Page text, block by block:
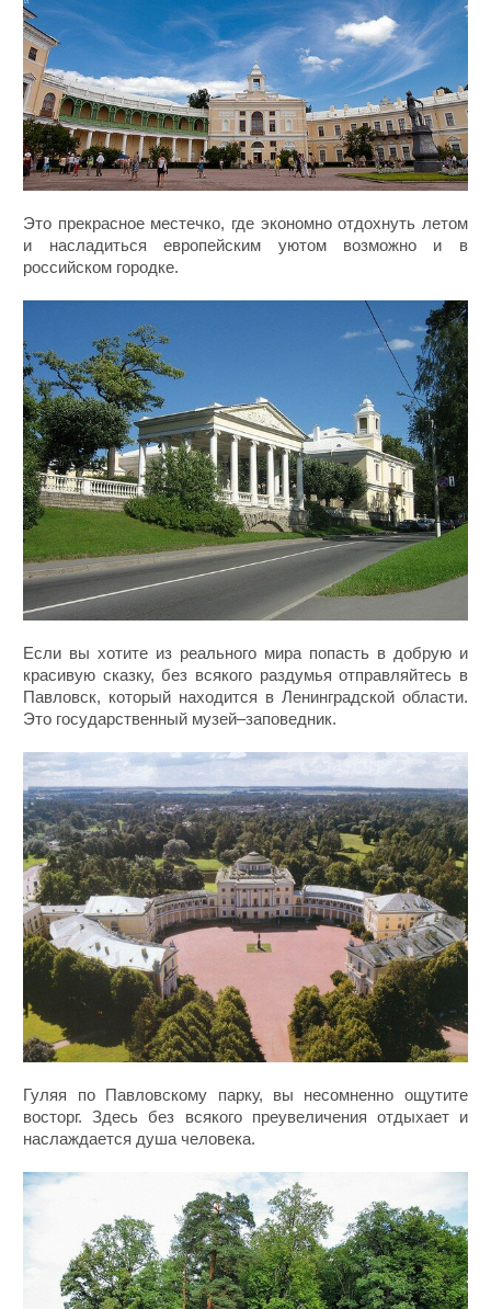
Это прекрасное местечко, где экономно отдохнуть летом
и насладиться европейским уютом возможно и в
российском городке.
Если вы хотите из реального мира попасть в добрую и
красивую сказку, без всякого раздумья отправляйтесь в
Павловск, который находится в Ленинградской области.
Это государственный музей–заповедник.
Гуляя по Павловскому парку, вы несомненно ощутите
восторг. Здесь без всякого преувеличения отдыхает и
наслаждается душа человека.